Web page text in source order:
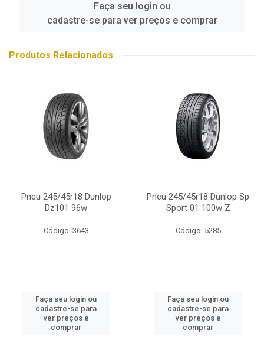
Faça seu login ou
cadastre-se para ver preços e comprar
Produtos Relacionados
Pneu 245/45r18 Dunlop
Dz101 96w
Código: 3643
Faça seu login ou
cadastre-se para
ver preços e
comprar
Pneu 245/45r18 Dunlop Sp
Sport 01 100w Z
Código: 5285
Faça seu login ou
cadastre-se para
ver preços e
comprar